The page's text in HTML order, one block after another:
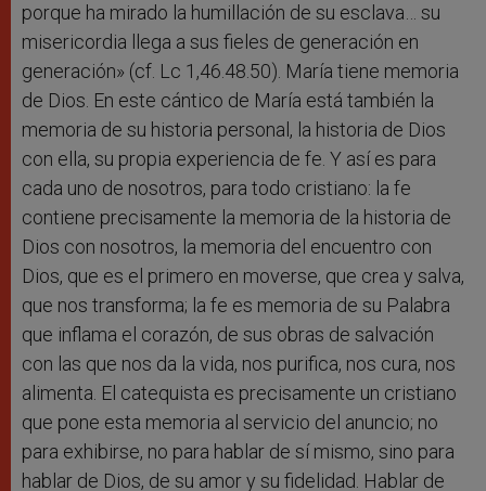
porque ha mirado la humillación de su esclava… su
misericordia llega a sus fieles de generación en
generación» (cf. Lc 1,46.48.50). María tiene memoria
de Dios. En este cántico de María está también la
memoria de su historia personal, la historia de Dios
con ella, su propia experiencia de fe. Y así es para
cada uno de nosotros, para todo cristiano: la fe
contiene precisamente la memoria de la historia de
Dios con nosotros, la memoria del encuentro con
Dios, que es el primero en moverse, que crea y salva,
que nos transforma; la fe es memoria de su Palabra
que inflama el corazón, de sus obras de salvación
con las que nos da la vida, nos purifica, nos cura, nos
alimenta. El catequista es precisamente un cristiano
que pone esta memoria al servicio del anuncio; no
para exhibirse, no para hablar de sí mismo, sino para
hablar de Dios, de su amor y su fidelidad. Hablar de